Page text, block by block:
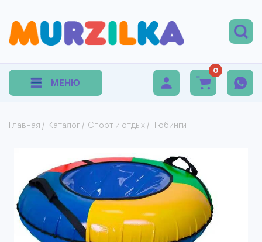
МЕНЮ
0
Главная / Каталог / Спорт и отдых / Тюбинги